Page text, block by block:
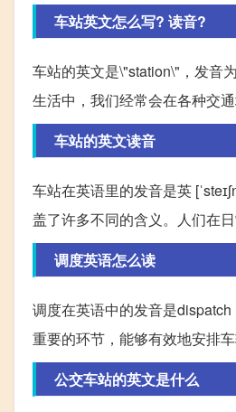
车站英文怎么写? 读音?
车站的英文是\"station\"，发音
生活中，我们经常会在各种交
车站的英文读音
车站在英语里的发音是英
盖了许多不同的含义。人们在
调度英语怎么读
调度在英语中的发音是
重要的环节，能够有效地安排
公交车站的英文是什么